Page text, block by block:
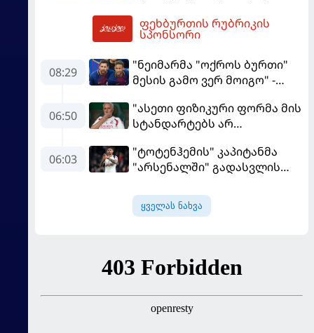
ფეხბურთის რუბრიკის
სპონსორი
08:29
"ნეიმარმა "ოქროს ბურთი"
მესის გამო ვერ მოიგო" -
აგენტი
06:50
"ასეთი ფიზიკური ფორმა მის
სტანდარტებს არ
"რეალის" ახალწვეული
გააკრიტიკა
06:03
"ტოტენჰემის" კაპიტანმა
"არსენალში" გადასვლის
ყველას ნახვა